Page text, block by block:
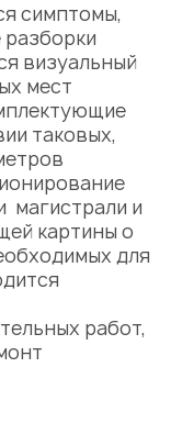
симптомы,
визуальный
мест
таковых,
магистрали и
картины о
для
работ,